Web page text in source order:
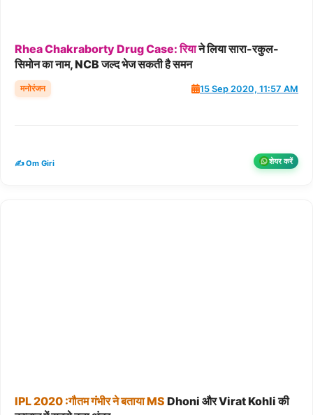
RheaChakrabortyDrugCase: रियाने लिया सारा-रकुल-
सिमोन का नाम, NCB जल्द भेज सकती है समन
मनोरंजन 15 Sep 2020, 11:57 AM
✍️ Om Giri शेयर करें
IPL2020 :गौतमगंभीरनेबतायाMS Dhoni और Virat Kohli की